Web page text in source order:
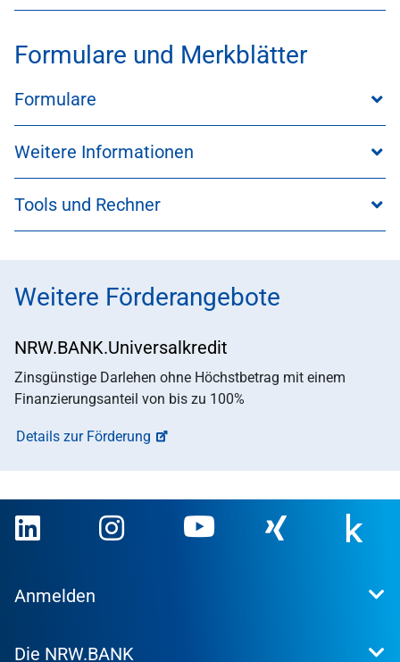
Formulare und Merkblätter
Formulare
Weitere Informationen
Tools und Rechner
Weitere Förderangebote
NRW.BANK.Universalkredit
Zinsgünstige Darlehen ohne Höchstbetrag mit einem
Finanzierungsanteil von bis zu 100%
Details zur Förderung
Anmelden
Kundenportal
Die NRW.BANK